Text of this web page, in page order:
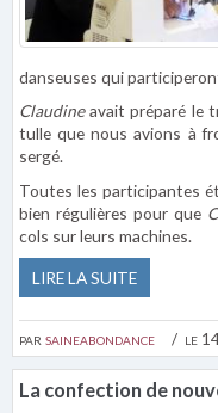
par saineabondance le
danseuses qui
Claudineavait préparé le
tulle que nous avions à
sergé.
Toutes les participantes
bien régulières pour que
cols sur leurs machines.
LIRE LA SUITE
La confection de